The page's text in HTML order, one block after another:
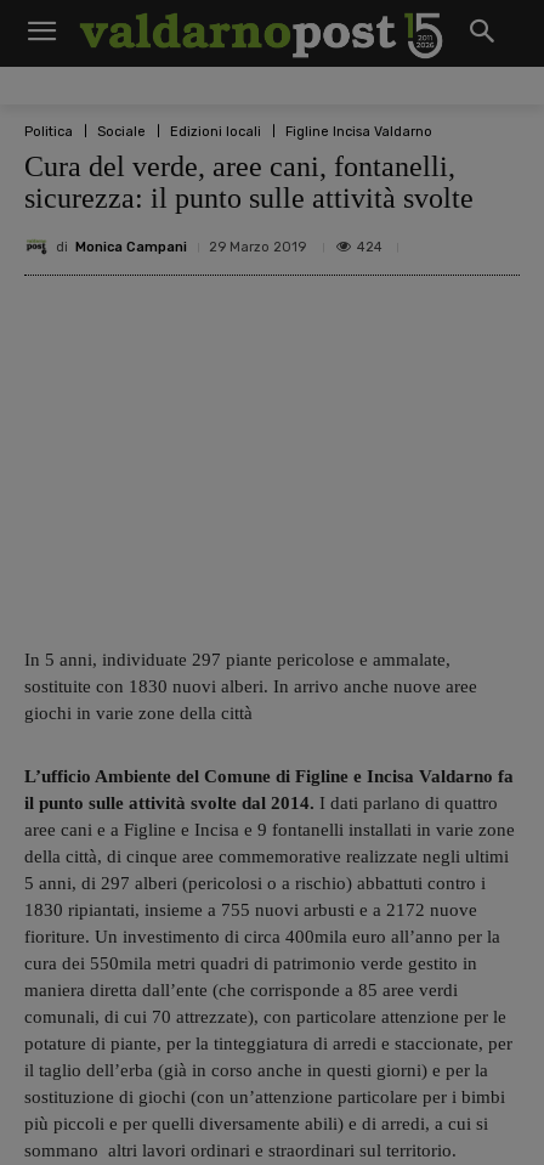
Politica Sociale Edizioni locali Figline Incisa Valdarno
Cura del verde, aree cani, fontanelli,
sicurezza: il punto sulle attività svolte
di Monica Campani 29 Marzo 2019 424
In 5 anni, individuate 297 piante pericolose e ammalate,
sostituite con 1830 nuovi alberi. In arrivo anche nuove aree
giochi in varie zone della città
L’ufficio Ambiente del Comune di Figline e Incisa Valdarno fa
il punto sulle attività svolte dal 2014. I dati parlano di quattro
aree cani e a Figline e Incisa e 9 fontanelli installati in varie zone
della città, di cinque aree commemorative realizzate negli ultimi
5 anni, di 297 alberi (pericolosi o a rischio) abbattuti contro i
1830 ripiantati, insieme a 755 nuovi arbusti e a 2172 nuove
fioriture. Un investimento di circa 400mila euro all’anno per la
cura dei 550mila metri quadri di patrimonio verde gestito in
maniera diretta dall’ente (che corrisponde a 85 aree verdi
comunali, di cui 70 attrezzate), con particolare attenzione per le
potature di piante, per la tinteggiatura di arredi e staccionate, per
il taglio dell’erba (già in corso anche in questi giorni) e per la
sostituzione di giochi (con un’attenzione particolare per i bimbi
più piccoli e per quelli diversamente abili) e di arredi, a cui si
sommano altri lavori ordinari e straordinari sul territorio.